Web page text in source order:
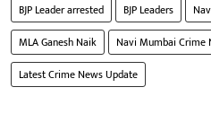
BJP Leader arrested
BJP Leaders
MLA Ganesh Naik
Navi Mumbai Crime
Latest Crime News Update